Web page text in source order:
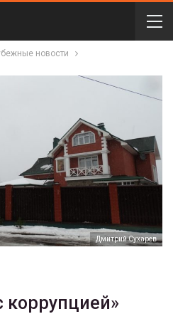
новости
Дмитрий Сухарев